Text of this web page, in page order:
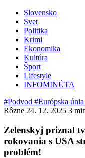
Slovensko
Svet
Politika
Krimi
Ekonomika
Kultúra
Šport
Lifestyle
INFOMINÚTA
#Podvod #Európska únia
Rôzne 24. 12. 2025 3
Zelenskyj priznal
rokovania s USA
problém!